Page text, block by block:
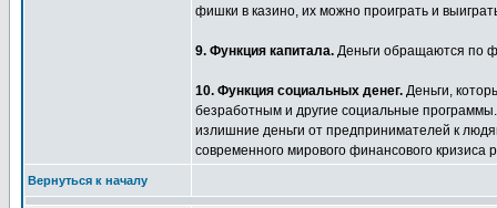
фишки в казино, их можно проиграть и
9. Функция капитала. Деньги обращаются по
10. Функция социальных денег. Деньги,
безработным и другие социальные
излишние деньги от предпринимателей к
современного мирового финансового кризиса
Вернуться к началу